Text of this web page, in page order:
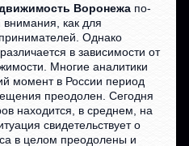
Воронежа по-
как для
Однако
в зависимости от
Многие аналитики
момент в России период
преодолен. Сегодня
находится, в среднем, на
свидетельствует о
в целом преодолены и